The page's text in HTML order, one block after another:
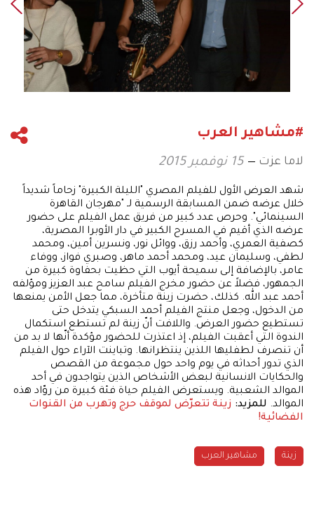
#مشاهير العرب
لاما عزت 15 نوفمبر 2015
شهد العرض الأول للفيلم المصري "الليلة الكبيرة" زحاماً شديداً
خلال عرضه ضمن المسابقة الرسمية لـ "مهرجان القاهرة
السينمائي". وحرص عدد كبير من فريق عمل الفيلم على حضور
عرضه الذي أقيم في المسرح الكبير في دار الأوبرا المصرية،
كصفية العمري، وأحمد رزق، ووائل نور، ونسرين أمين، ومحمد
لطفي، وسليمان عيد، ومحمد أحمد ماهر، وصبري فواز، ووفاء
عامر، بالإضافة إلى سميحة أيوب التي حظيت بحفاوة كبيرة من
الجمهور، فضلاً عن حضور مخرج الفيلم سامح عبد العزيز ومؤلفه
أحمد عبد الله. كذلك، حضرت زينة متأخرة، مما جعل الأمن يمنعها
من الدخول، وجعل منتج الفيلم أحمد السبكي يتدخل حتى
تستطيع حضور العرض. واللافت أنّ زينة لم تستطع استكمال
الندوة التي أعقبت الفيلم، إذ اعتذرت للحضور مؤكدة أنّها لا بد من
أن تنصرف لطفليها اللذين ينتظرانها. وتباينت الآراء حول الفيلم
الذي تدور أحداثه في يوم واحد حول مجموعة من القصص
والحكايات الانسانية لبعض الأشخاص الذين يتواجدون في أحد
الموالد الشعبية. ويستعرض الفيلم حياة فئة كبيرة من روّاد هذه
الموالد. للمزيد: زينة تتعرّض لموقف حرج وتهرب من القنوات
الفضائية!
زينة مشاهير العرب